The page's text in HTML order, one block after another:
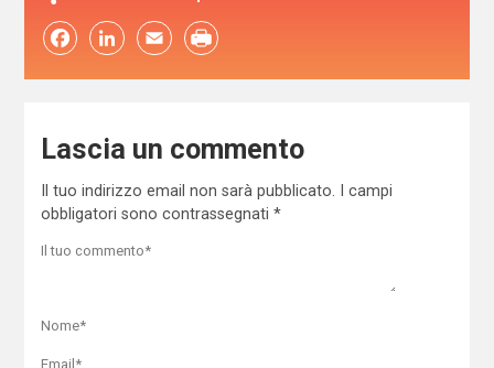
FacebookLinkedIn Email
Lascia un commento
Il tuo indirizzo email non sarà pubblicato.
I campi
obbligatori sono contrassegnati *